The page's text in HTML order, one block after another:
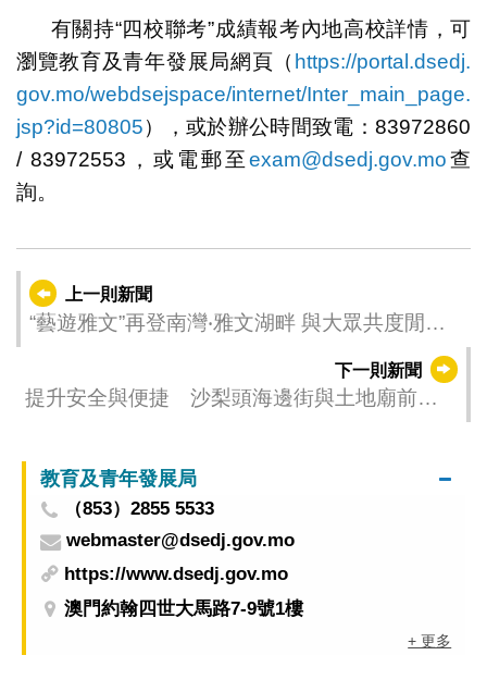
有關持“四校聯考”成績報考內地高校詳情，可
瀏覽教育及青年發展局網頁（ https://portal.dsedj.
gov.mo/webdsejspace/internet/Inter_main_page.
jsp?id=80805），或於辦公時間致電：83972860
/ 83972553，或電郵至exam@dsedj.gov.mo查
詢。
上一則新聞
“藝遊雅文”再登南灣‧雅文湖畔 與大眾共度閒趣
下一則新聞
提升安全與便捷 沙梨頭海邊街與土地廟前地
教育及青年發展局
（853）2855 5533
webmaster@dsedj.gov.mo
https://www.dsedj.gov.mo
澳門約翰四世大馬路7-9號1樓
+ 更多